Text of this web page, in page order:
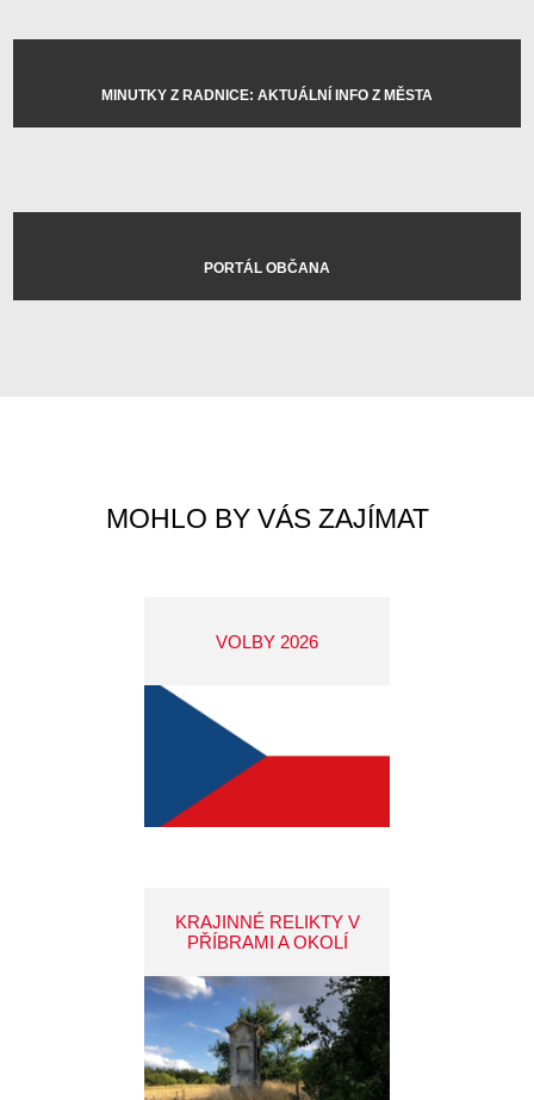
MINUTKY Z RADNICE: AKTUÁLNÍ INFO Z MĚSTA
PORTÁL OBČANA
MOHLO BY VÁS ZAJÍMAT
VOLBY 2026
KRAJINNÉ RELIKTY V
PŘÍBRAMI A OKOLÍ